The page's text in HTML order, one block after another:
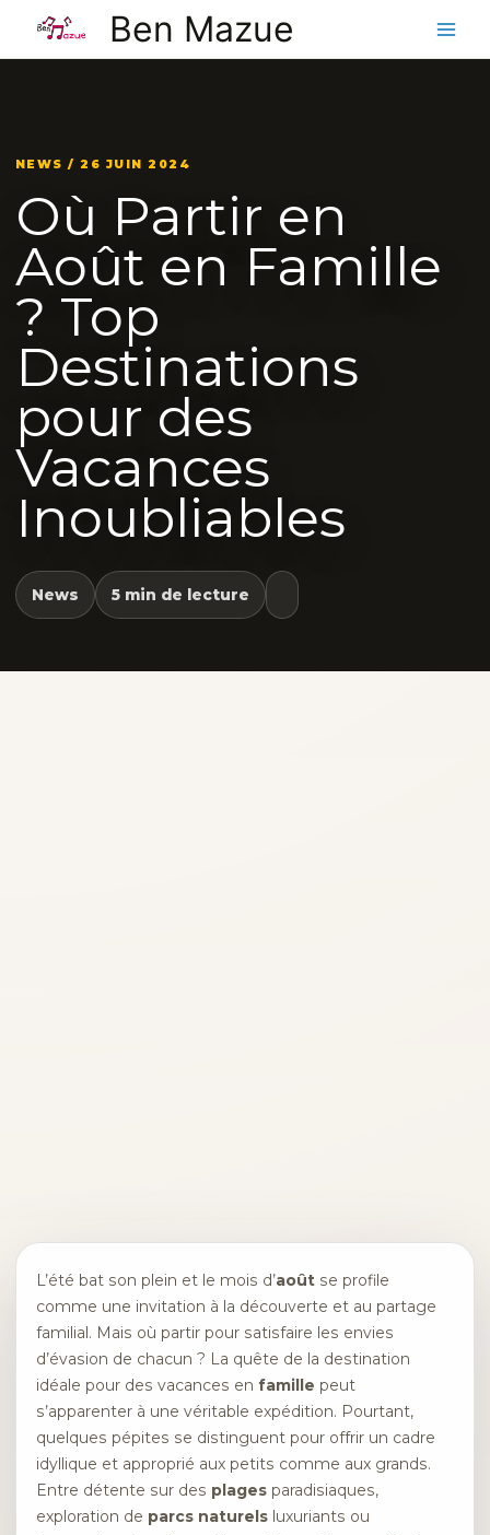
contenu
Ben Mazue
NEWS / 26 JUIN 2024
Où Partir en
Août en Famille
? Top
Destinations
pour des
Vacances
Inoubliables
News 5 min de lecture
L’été bat son plein et le mois d’août se profile
comme une invitation à la découverte et au partage
familial. Mais où partir pour satisfaire les envies
d’évasion de chacun ? La quête de la destination
idéale pour des vacances en famille peut
s’apparenter à une véritable expédition. Pourtant,
quelques pépites se distinguent pour offrir un cadre
idyllique et approprié aux petits comme aux grands.
Entre détente sur des plages paradisiaques,
exploration de parcs naturels luxuriants ou